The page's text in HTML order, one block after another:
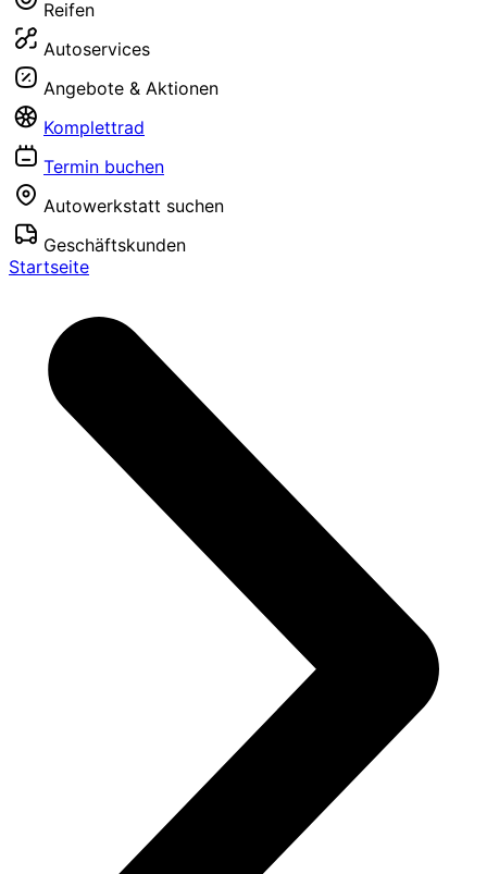
Reifen
Autoservices
Angebote & Aktionen
Komplettrad
Termin buchen
Autowerkstatt suchen
Geschäftskunden
Startseite